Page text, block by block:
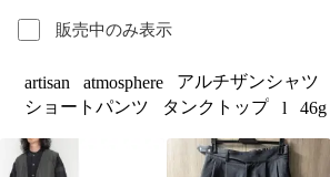
販売中のみ表示
artisan atmosphere アルチザンシャツ
ショートパンツ
タンクトップ l 46g